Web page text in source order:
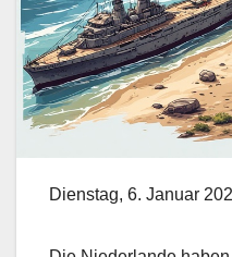
Dienstag, 6. Januar